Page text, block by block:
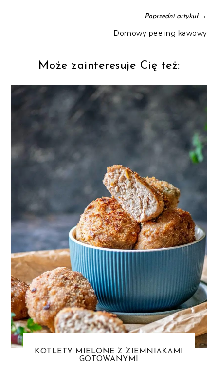
Poprzedni artykuł→
Domowy peeling kawowy
Może zainteresuje Cię też:
KOTLETY MIELONE Z ZIEMNIAKAMI
GOTOWANYMI